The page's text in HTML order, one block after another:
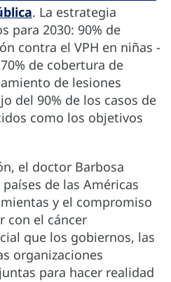
. La estrategia
para 2030: 90% de
contra el VPH en niñas -
de cobertura de
de lesiones
del 90% de los casos de
como los objetivos
el doctor Barbosa
de las Américas
y el compromiso
con el cáncer
que los gobiernos, las
organizaciones
para hacer realidad